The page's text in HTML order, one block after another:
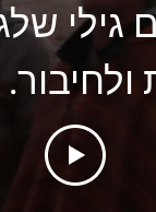
052-6933359